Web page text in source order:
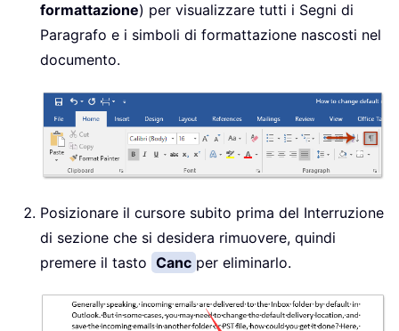
formattazione) per visualizzare tutti i Segni di
Paragrafo e i simboli di formattazione nascosti nel
documento.
Posizionare il cursore subito prima del Interruzione
di sezione che si desidera rimuovere, quindi
premere il tasto Canc per eliminarlo.